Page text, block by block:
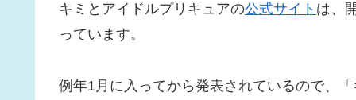
キミとアイドルプリキュアの公式サイト は、
っています。
例年1月に入ってから発表されているので、